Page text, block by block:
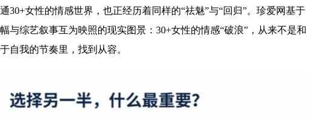
30+女性的情感世界，也正经历着同样的“祛魅”与“回归”。珍爱网基于
与综艺叙事互为映照的现实图景：30+女性的情感“破浪”，从来不是和
自我的节奏里，找到从容。